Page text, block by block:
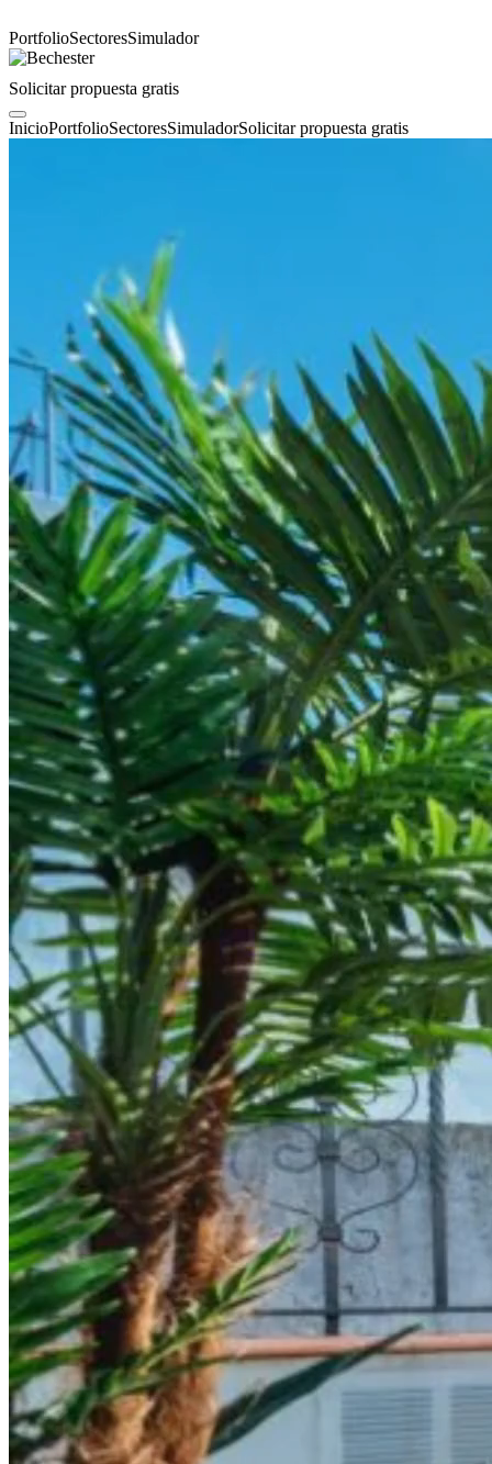
PortfolioSectoresSimulador
Solicitar propuesta gratis
InicioPortfolioSectoresSimuladorSolicitar propuesta gratis